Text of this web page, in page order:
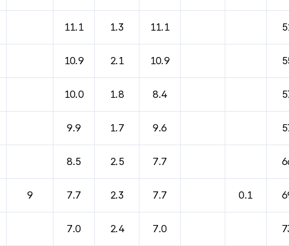
11.1 1.3 11.1
10.9 2.1 10.9
10.0 1.8 8.4
9.9 1.7 9.6
8.5 2.5 7.7
9 7.7 2.3 7.7 0.1
7.0 2.4 7.0